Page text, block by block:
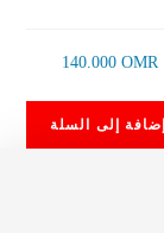
140.000OMR
إضافة إلى السلة